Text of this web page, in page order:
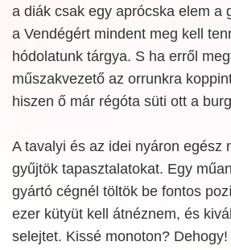
a diák csak egy aprócska elem a
a Vendégért mindent meg kell
hódolatunk tárgya. S ha erről
műszakvezető az orrunkra
hiszen ő már régóta süti ott a
A tavalyi és az idei nyáron egész
gyűjtök tapasztalatokat. Egy
gyártó cégnél töltök be fontos
ezer kütyüt kell átnéznem, és
selejtet. Kissé monoton?